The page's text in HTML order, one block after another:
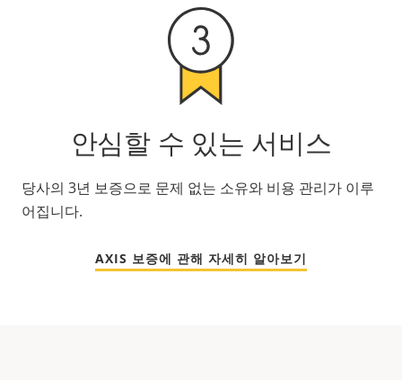
안심할 수 있는 서비스
당사의 3년 보증으로 문제 없는 소유와 비용 관리가 이루
어집니다.
AXIS 보증에 관해 자세히 알아보기